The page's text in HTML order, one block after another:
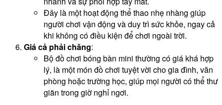
Đây là một hoạt động thể thao nhẹ nhàng giúp
người chơi vận động và duy trì sức khỏe, ngay cả
khi không có điều kiện để chơi ngoài trời.
Giá cả phải chăng:
Bộ đồ chơi bóng bàn mini thường có giá khá hợp
lý, là một món đồ chơi tuyệt vời cho gia đình, văn
phòng hoặc trường học, giúp mọi người có thể thư
giãn trong giờ nghỉ ngơi.